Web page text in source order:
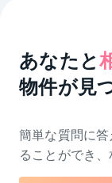
あなたと
物件が見
簡単な質問に
ることができ